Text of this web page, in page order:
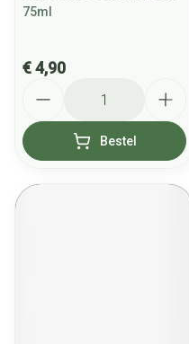
75ml
€ 4,90
Bestel